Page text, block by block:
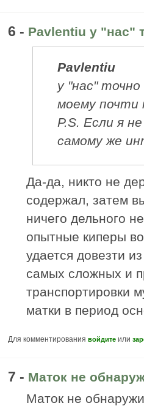
6 - Pavlentiu у "нас"
Pavlentiu
у "нас"
моему почти
P.S. Если я
самому же
Да-да, никто не
содержал, затем
ничего дельного
опытные киперы
удается довезти
самых сложных и
транспортировки
матки в период
Для комментирования войдите или
7 - Маток не
Маток не